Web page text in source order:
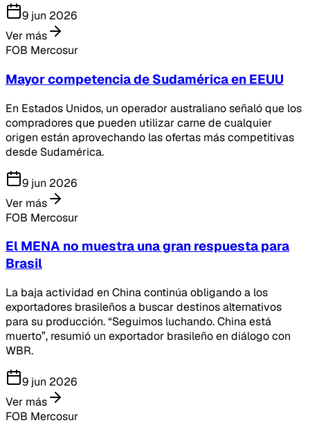
9 jun 2026
Ver más
FOB Mercosur
Mayor competencia de Sudamérica en EEUU
En Estados Unidos, un operador australiano señaló que los
compradores que pueden utilizar carne de cualquier
origen están aprovechando las ofertas más competitivas
desde Sudamérica.
9 jun 2026
Ver más
FOB Mercosur
El MENA no muestra una gran respuesta para
Brasil
La baja actividad en China continúa obligando a los
exportadores brasileños a buscar destinos alternativos
para su producción. “Seguimos luchando. China está
muerto”, resumió un exportador brasileño en diálogo con
WBR.
9 jun 2026
Ver más
FOB Mercosur